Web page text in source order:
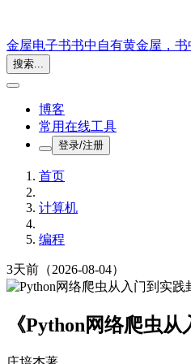
金屋电子书书中自有黄金屋，书
搜索...
博客
常用在线工具
登录/注册
首页
计算机
编程
3天前 （2026-08-04）
《Python网络爬虫